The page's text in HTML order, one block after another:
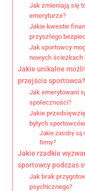
Jak zmieniają się
emeryturze?
Jakie kwestie
przyszłego
Jak sportowcy
nowych ścieżkach
Jakie unikalne
przejścia sportowca?
Jak emerytowani
społeczności?
Jakie
byłych
Jakie zasoby są
firmy?
Jakie rzadkie
sportowcy podczas
Jak brak
psychicznego?